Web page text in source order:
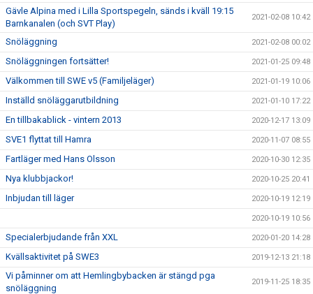
Gävle Alpina med i Lilla Sportspegeln, sänds i kväll 19:15
Barnkanalen (och SVT Play)
2021-02-08 10:42
Snöläggning 2021-02-08 00:02
Snöläggningen fortsätter! 2021-01-25 09:48
Välkommen till SWE v5 (Familjeläger) 2021-01-19 10:06
Inställd snöläggarutbildning 2021-01-10 17:22
En tillbakablick - vintern 2013 2020-12-17 13:09
SVE1 flyttat till Hamra 2020-11-07 08:55
Fartläger med Hans Olsson 2020-10-30 12:35
Nya klubbjackor! 2020-10-25 20:41
Inbjudan till läger 2020-10-19 12:19
2020-10-19 10:56
Specialerbjudande från XXL 2020-01-20 14:28
Kvällsaktivitet på SWE3 2019-12-13 21:18
Vi påminner om att Hemlingbybacken är stängd pga
snöläggning
2019-11-25 18:35